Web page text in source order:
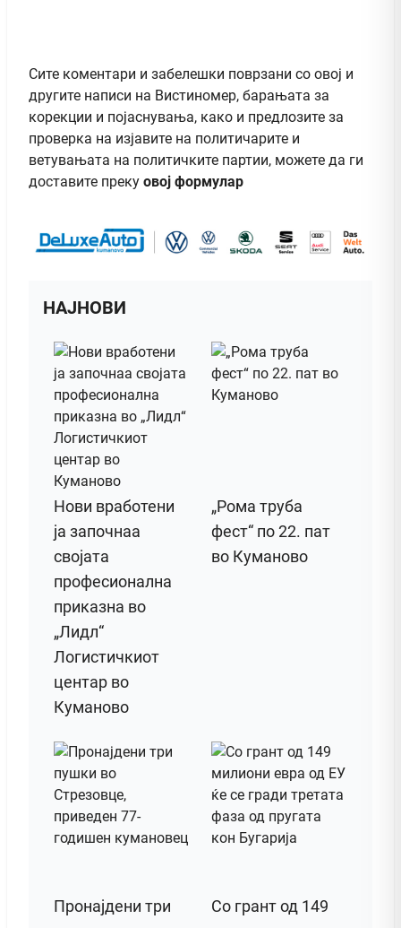
Сите коментари и забелешки поврзани со овој и
другите написи на Вистиномер, барањата за
корекции и појаснувања, како и предлозите за
проверка на изјавите на политичарите и
ветувањата на политичките партии, можете да ги
доставите преку овој формулар
НАЈНОВИ
Нови вработени
ја започнаа
својата
професионална
приказна во
„Лидл“
Логистичкиот
центар во
Куманово
„Рома труба
фест“ по 22. пат
во Куманово
Пронајдени три
Со грант од 149